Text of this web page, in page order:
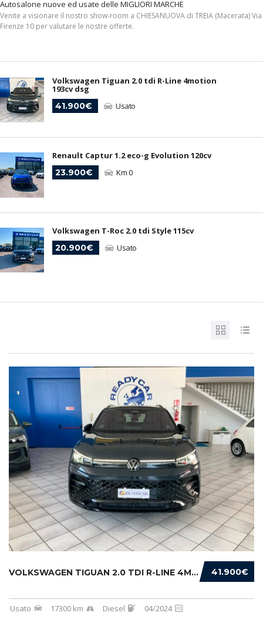
Autosalone nuove ed usate delle MIGLIORI MARCHE
Venite a visionare il nostro show-room a CHIESANUOVA di TREIA (Macerata) Via
Firenze 10 per valutare le nostre offerte.
Volkswagen Tiguan 2.0 tdi R-Line 4motion
193cv dsg
41.900€
Usato
Renault Captur 1.2 eco-g Evolution 120cv
23.900€
Km 0
Volkswagen T-Roc 2.0 tdi Style 115cv
20.900€
Usato
41.900€
VOLKSWAGEN TIGUAN 2.0 TDI R-LINE 4MOTION 193...
Usato 17300 km Diesel 04/2024